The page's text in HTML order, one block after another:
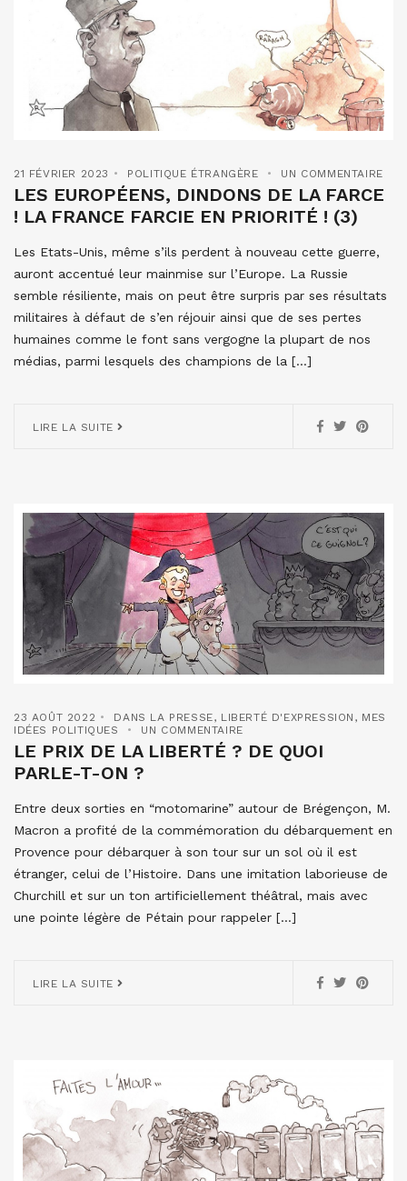
21 FÉVRIER 2023 POLITIQUE ÉTRANGÈRE UN COMMENTAIRE
LES EUROPÉENS, DINDONS DE LA FARCE
! LA FRANCE FARCIE EN PRIORITÉ ! (3)
Les Etats-Unis, même s’ils perdent à nouveau cette guerre,
auront accentué leur mainmise sur l’Europe. La Russie
semble résiliente, mais on peut être surpris par ses résultats
militaires à défaut de s’en réjouir ainsi que de ses pertes
humaines comme le font sans vergogne la plupart de nos
médias, parmi lesquels des champions de la […]
LIRE LA SUITE
23 AOÛT 2022 DANS LA PRESSE, LIBERTÉ D'EXPRESSION , MES
IDÉES POLITIQUES
UN COMMENTAIRE
LE PRIX DE LA LIBERTÉ ? DE QUOI
PARLE-T-ON ?
Entre deux sorties en “motomarine” autour de Brégençon, M.
Macron a profité de la commémoration du débarquement en
Provence pour débarquer à son tour sur un sol où il est
étranger, celui de l’Histoire. Dans une imitation laborieuse de
Churchill et sur un ton artificiellement théâtral, mais avec
une pointe légère de Pétain pour rappeler […]
LIRE LA SUITE